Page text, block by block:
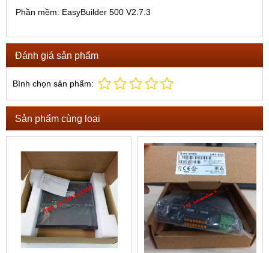
Phần mềm: EasyBuilder 500 V2.7.3
Đánh giá sản phẩm
Bình chọn sản phẩm:
Sản phẩm cùng loại